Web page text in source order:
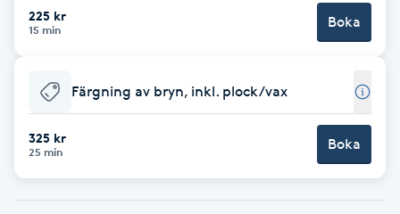
Barber
Barnklippning
BIAB
225 kr
15 min Boka
Färgning av bryn, inkl. plock/vax
325 kr
25 min Boka